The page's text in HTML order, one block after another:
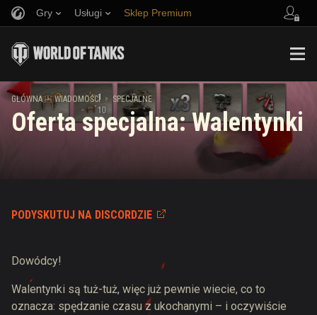
Gry Usługi Sklep Premium
Muzyka
Zasady fair play
Wargaming.net Game Center
Przewodnik po Twitch Drops
Zwerbuj znajomego
Discord
Centrum modów
Media
GŁÓWNA WIADOMOŚCI SPECJALNE
Oferta specjalna: Walentynki
PODYSKUTUJ NA DISCORDZIE
Dowódcy!
Walentynki są tuż-tuż, więc już pewnie wiecie, co to
oznacza: spędzanie czasu z ukochanymi – i oczywiście